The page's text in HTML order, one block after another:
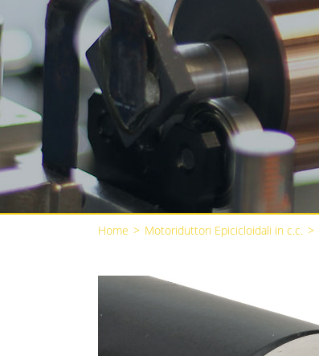
Home > Motoriduttori Epicicloidali in c.c. >